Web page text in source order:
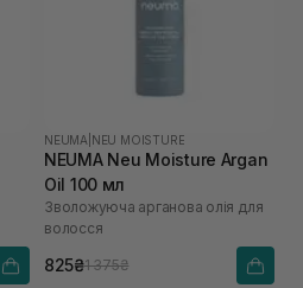
NEUMA NEU MOISTURE
NEUMA Neu Moisture Argan
Oil 100 мл
Зволожуюча арганова олія для
волосся
825₴1 375₴